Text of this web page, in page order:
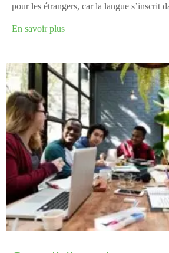
pour les étrangers, car la langue s’inscrit
En savoir plus